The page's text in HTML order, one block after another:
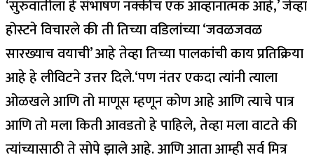
‘सुरुवातीला हे संभाषण नक्कीच एक आव्हानात्मक आहे,’ जेव्हा
होस्टने विचारले की ती तिच्या वडिलांच्या ‘जवळजवळ
सारख्याच वयाची’ आहे तेव्हा तिच्या पालकांची काय प्रतिक्रिया
आहे हे लीविटने उत्तर दिले.‘पण नंतर एकदा त्यांनी त्याला
ओळखले आणि तो माणूस म्हणून कोण आहे आणि त्याचे पात्र
आणि तो मला किती आवडतो हे पाहिले, तेव्हा मला वाटते की
त्यांच्यासाठी ते सोपे झाले आहे. आणि आता आम्ही सर्व मित्र